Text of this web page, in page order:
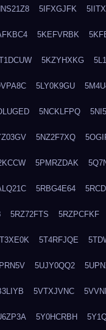
5IFXGJFK
5KEFVRBK
5KZYHXKG
5LY0K9GU
5NCKLFPQ
5NZ2F7XQ
5PMRZDAK
5RBG4E64
5RZ72FTS 5RZPCFKF
5T4RFJQE
5UJY0QQ2
5VTXJVNC
5Y0HCRBH